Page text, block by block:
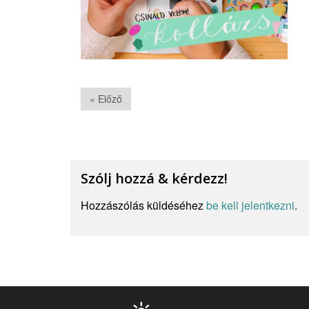
« Előző
Szólj hozzá & kérdezz!
Hozzászólás küldéséhezbe kell jelentkezni.